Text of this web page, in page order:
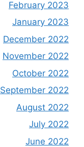
February 2023
January 2023
December 2022
November 2022
October 2022
September 2022
August 2022
July 2022
June 2022